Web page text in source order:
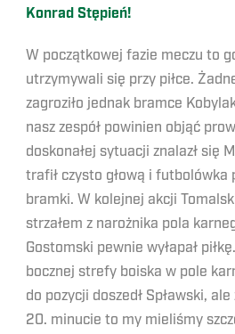
Konrad Stępień!
W początkowej fazie meczu to
utrzymywali się przy piłce.
zagroziło jednak bramce
nasz zespół powinien objąć
doskonałej sytuacji znalazł się
trafił czysto głową i futbolówka
bramki. W kolejnej akcji
strzałem z narożnika pola
Gostomski pewnie wyłapał
bocznej strefy boiska w pole
do pozycji doszedł Spławski,
20. minucie to my mieliśmy